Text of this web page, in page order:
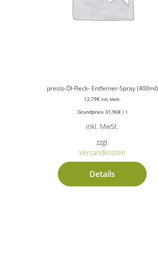
presto Öl-Fleck- Entferner-Spray (400ml)
12,79€ inkl. MwSt.
Grundpreis 31,96€/ l
inkl. MwSt.
zzgl.
Versandkosten
Details